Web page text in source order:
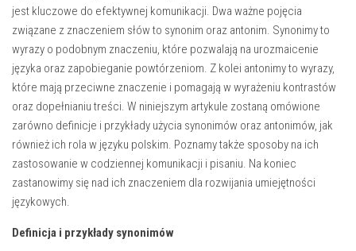
jest kluczowe do efektywnej komunikacji. Dwa ważne pojęcia
związane z znaczeniem słów to synonim oraz antonim. Synonimy to
wyrazy o podobnym znaczeniu, które pozwalają na urozmaicenie
języka oraz zapobieganie powtórzeniom. Z kolei antonimy to wyrazy,
które mają przeciwne znaczenie i pomagają w wyrażeniu kontrastów
oraz dopełnianiu treści. W niniejszym artykule zostaną omówione
zarówno definicje i przykłady użycia synonimów oraz antonimów, jak
również ich rola w języku polskim. Poznamy także sposoby na ich
zastosowanie w codziennej komunikacji i pisaniu. Na koniec
zastanowimy się nad ich znaczeniem dla rozwijania umiejętności
językowych.
Definicja i przykłady synonimów